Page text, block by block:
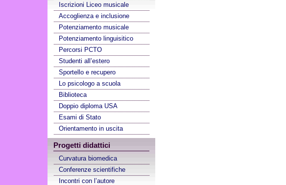
Iscrizioni Liceo musicale
Accoglienza e inclusione
Potenziamento musicale
Potenziamento linguisitico
Percorsi PCTO
Studenti all’estero
Sportello e recupero
Lo psicologo a scuola
Biblioteca
Doppio diploma USA
Esami di Stato
Orientamento in uscita
Progetti didattici
Curvatura biomedica
Conferenze scientifiche
Incontri con l’autore